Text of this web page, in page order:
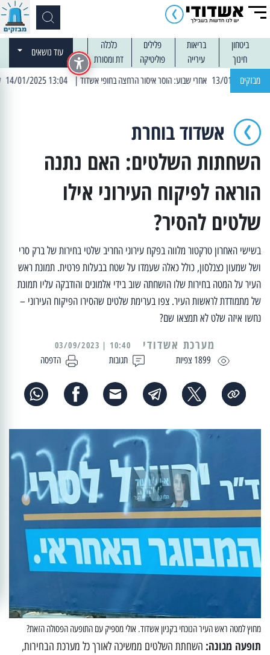
ביטחון בריאות פלילים
כלכלה
חינוך
עירייה פוליטיקה דת ומסורת
עוד נושאים
מבזקים | 13:04 14/01/2025 עובדים בלילות: עבודות קרצוף וריבוד אספלט
אשדוד בוחרת
השחתות השלטים: האם נתנה
הוראה לפיקוח העירוני אילו
שלטים להסיר?
בשישי האחרון טרקטור מלווה בפקח עירוני החריב שלטי בחירות של ברק סרי
ושל שמעון כצנלסון, כולל כאלה שעמדו על שטח בבעלות פרטית. תמונת ראש
העיר על המטה בחירות שלו הושחתה שוב בידי אלמונים והודבקה עליו תמונת
של מתמודדת לראשות העיר. צפו בערימת שלטים שהסירו הפיקוח העירוני –
נחשו איזה שלט לא תמצאו שם?
1899 צפיות תגובות הדפסה
מערכת אשדודי 10:40 | 03/09/2023
מחוץ למטה ראש העיר הנוכחי בקניון אשדוד. אולי מספיק עם התופעה הפסולה הזאת?
תופעה מגונה: השחתת השלטים ממשיכה לאורך כל מערכת הבחירות,